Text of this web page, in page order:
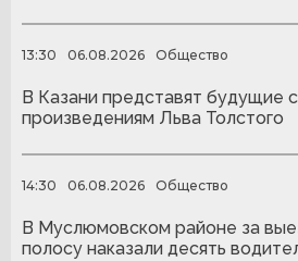
13:30 06.08.2026 Общество
В Казани представят будущие
произведениям Льва Толстого
14:30 06.08.2026 Общество
В Муслюмовском районе за
полосу наказали десять